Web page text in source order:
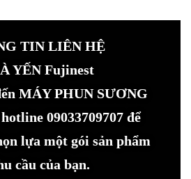
TIN LIÊN HỆ
YẾN Fujinest
MÁY PHUN SƯƠNG
09033709707 để
lựa một gói sản phẩm
cầu của bạn.